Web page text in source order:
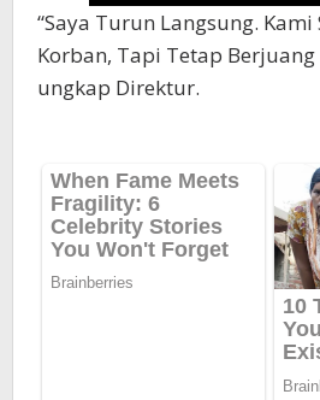
“Saya Turun Langsung. Kami
Korban, Tapi Tetap
ungkap Direktur.